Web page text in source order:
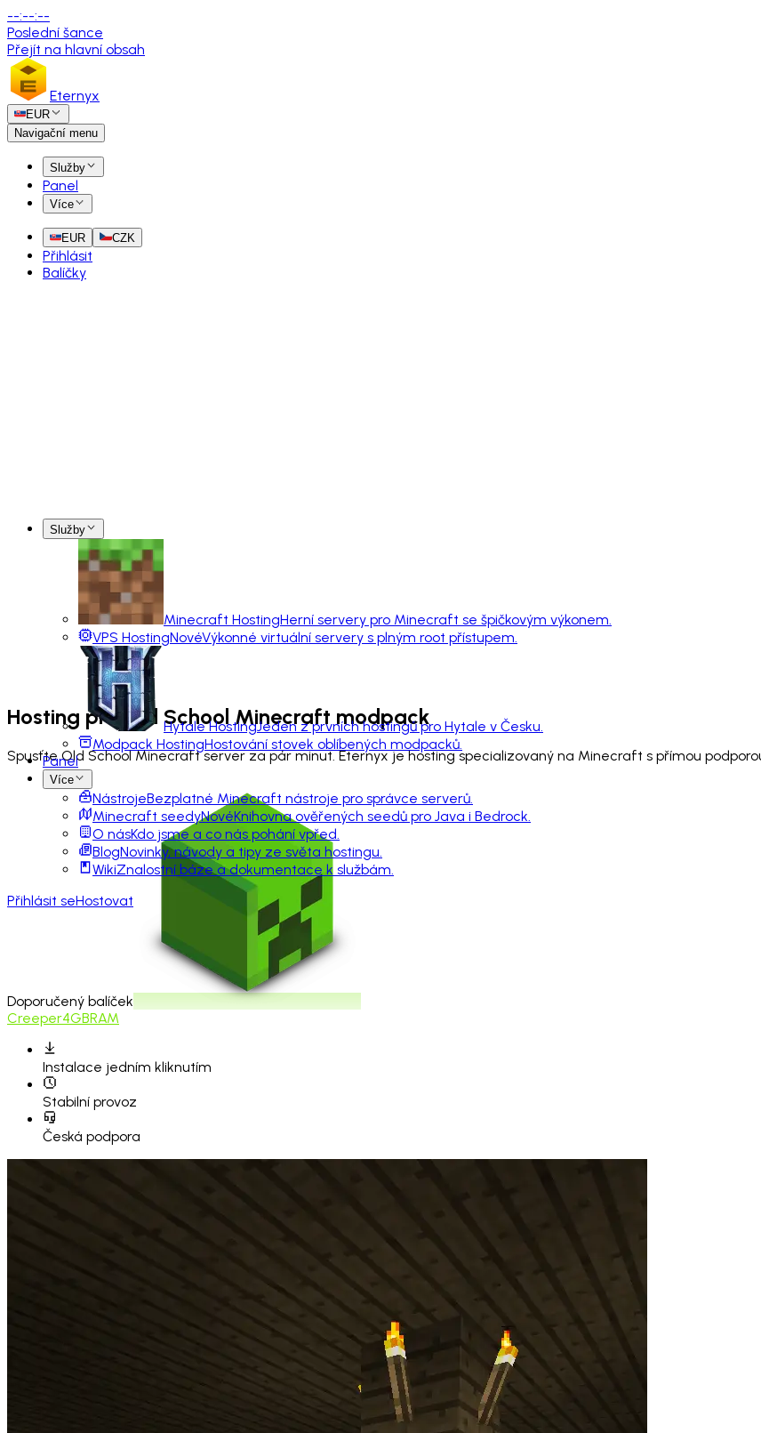
--:--:--
Poslední šance
Přejít na hlavní obsah
Eternyx
EUR
Navigační menu
Služby
Panel
Více
EUR CZK
Přihlásit
Balíčky
Služby
Minecraft HostingHerní servery pro Minecraft se špičkovým výkonem.
VPS HostingNovéVýkonné virtuální servery s plným root přístupem.
Hytale HostingJeden z prvních hostingů pro Hytale v Česku.
Modpack HostingHostování stovek oblíbených modpacků.
Panel
Více
NástrojeBezplatné Minecraft nástroje pro správce serverů.
Minecraft seedyNovéKnihovna ověřených seedů pro Java i Bedrock.
O násKdo jsme a co nás pohání vpřed.
BlogNovinky, návody a tipy ze světa hostingu.
WikiZnalostní báze a dokumentace k službám.
Přihlásit seHostovat
Hosting pro Old School Minecraft modpack
Spusťte Old School Minecraft server za pár minut. Eternyx je hosting specializovaný na Minecraft s přímou
Doporučený balíček
Creeper4GBRAM
Instalace jedním kliknutím
Stabilní provoz
Česká podpora